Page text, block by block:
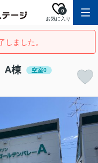
お気に入り
0
しました。
A棟 空室0